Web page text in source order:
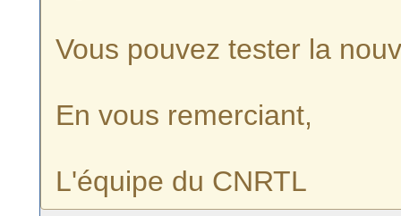
Vous pouvez tester la
En vous remerciant,
L'équipe du CNRTL